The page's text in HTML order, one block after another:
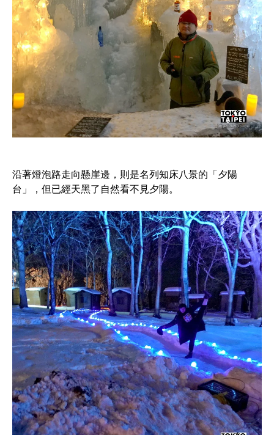
沿著燈泡路走向懸崖邊，則是名列知床八景的「夕陽
台」，但已經天黑了自然看不見夕陽。